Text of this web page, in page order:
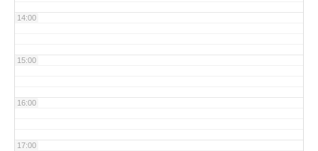
14:00
15:00
16:00
17:00